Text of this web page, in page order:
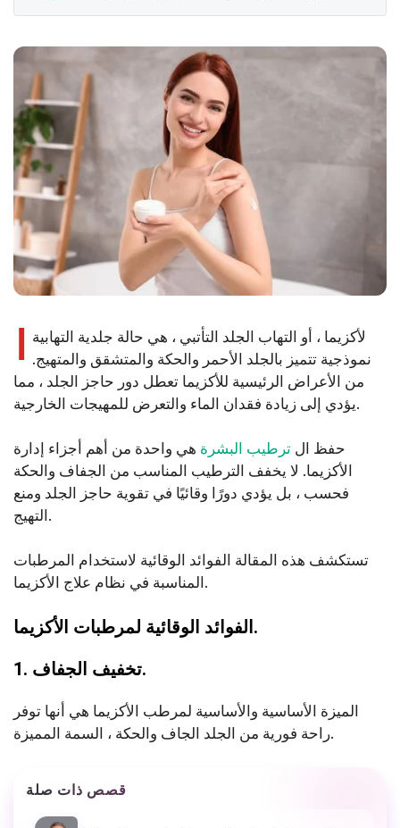
لأكزيما ، أو التهاب الجلد التأتبي ، هي حالة جلدية التهابية
نموذجية تتميز بالجلد الأحمر والحكة والمتشقق والمتهيج.
من الأعراض الرئيسية للأكزيما تعطل دور حاجز الجلد ، مما
يؤدي إلى زيادة فقدان الماء والتعرض للمهيجات الخارجية.
حفظ ال ترطيب البشرة هي واحدة من أهم أجزاء إدارة
الأكزيما. لا يخفف الترطيب المناسب من الجفاف والحكة
فحسب ، بل يؤدي دورًا وقائيًا في تقوية حاجز الجلد ومنع
التهيج.
تستكشف هذه المقالة الفوائد الوقائية لاستخدام المرطبات
المناسبة في نظام علاج الأكزيما.
الفوائد الوقائية لمرطبات الأكزيما.
1. تخفيف الجفاف.
الميزة الأساسية والأساسية لمرطب الأكزيما هي أنها توفر
راحة فورية من الجلد الجاف والحكة ، السمة المميزة.
قصص ذات صلة